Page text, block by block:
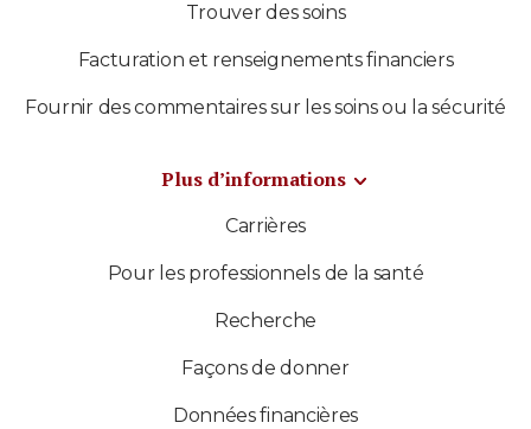
Trouver des soins
Facturation et renseignements financiers
Fournir des commentaires sur les soins ou la sécurité
Plus d’informations
Carrières
Pour les professionnels de la santé
Recherche
Façons de donner
Données financières